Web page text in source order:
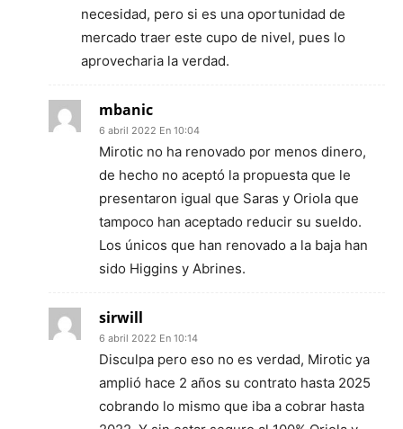
necesidad, pero si es una oportunidad de
mercado traer este cupo de nivel, pues lo
aprovecharia la verdad.
mbanic
6 abril 2022 En 10:04
Mirotic no ha renovado por menos dinero,
de hecho no aceptó la propuesta que le
presentaron igual que Saras y Oriola que
tampoco han aceptado reducir su sueldo.
Los únicos que han renovado a la baja han
sido Higgins y Abrines.
sirwill
6 abril 2022 En 10:14
Disculpa pero eso no es verdad, Mirotic ya
amplió hace 2 años su contrato hasta 2025
cobrando lo mismo que iba a cobrar hasta